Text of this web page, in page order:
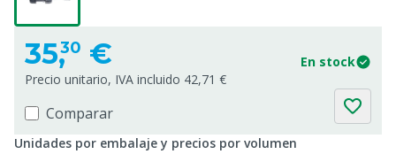
35,30 €
En stock
Precio unitario, IVA incluido 42,71 €
Comparar
Unidades por embalaje y precios por volumen